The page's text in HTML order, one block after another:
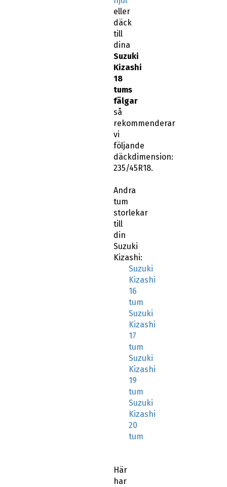
eller
däck
till
dina
Suzuki
Kizashi
18
tums
fälgar
så
rekommenderar
vi
följande
däckdimension:
235/45R18.
Andra
tum
storlekar
till
din
Suzuki
Kizashi:
Suzuki
Kizashi
16
tum
Suzuki
Kizashi
17
tum
Suzuki
Kizashi
19
tum
Suzuki
Kizashi
20
tum
Här
har